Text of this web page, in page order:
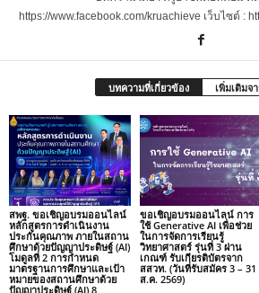
https://www.facebook.com/kruachieve เว็บไซต์ :
บทความที่เกี่ยวข้อง เพิ่มเติมจ
สพฐ. ขอเชิญอบรมออนไลน์
หลักสูตรการดำเนินงาน
ประกันคุณภาพ ภายในสถาน
ศึกษาด้วยปัญญาประดิษฐ์ (AI)
โมดูลที่ 2 การกำหนด
มาตรฐานการศึกษาและเป้า
หมายของสถานศึกษาด้วย
ปัญญาประดิษฐ์ (AI) 8
ขอเชิญอบรมออนไลน์ การ
ใช้ Generative AI เพื่อช่วย
ในการจัดการเรียนรู้
วิทยาศาสตร์ รุ่นที่ 3 ผ่าน
เกณฑ์ รับเกียรติบัตรจาก
สสวท. (วันที่รับสมัคร 3 – 31
ส.ค. 2569)